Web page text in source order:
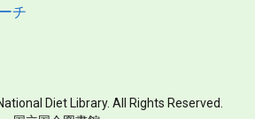
チ
Diet Library. All Rights Reserved.